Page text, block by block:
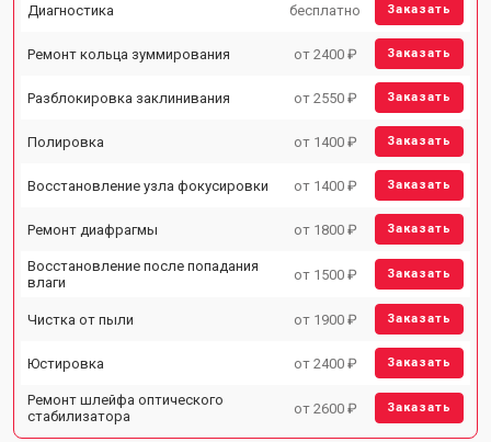
Диагностика бесплатно Заказать
Ремонт кольца зуммирования от 2400 ₽ Заказать
Разблокировка заклинивания от 2550 ₽ Заказать
Полировка от 1400 ₽ Заказать
Восстановление узла фокусировки от 1400 ₽ Заказать
Ремонт диафрагмы от 1800 ₽ Заказать
Восстановление после попадания
влаги
от 1500 ₽ Заказать
Чистка от пыли от 1900 ₽ Заказать
Юстировка от 2400 ₽ Заказать
Ремонт шлейфа оптического
стабилизатора
от 2600 ₽ Заказать